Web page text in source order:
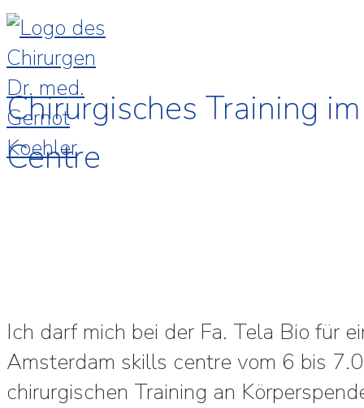
Chirurgisches Training
Centre
Ich darf mich bei der Fa. Tela Bio für
Amsterdam skills centre vom 6 bis
chirurgischen Training an